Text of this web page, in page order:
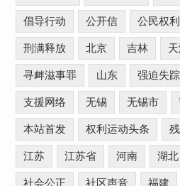
倡导行动 公开信 公民权利
刑满释放 北京 吉林
寻衅滋事罪 山东 强迫失踪
支援网络 无锡 无锡市
本站首发 权利运动头条
江苏 江苏省 河南 湖北